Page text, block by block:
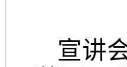
宣讲